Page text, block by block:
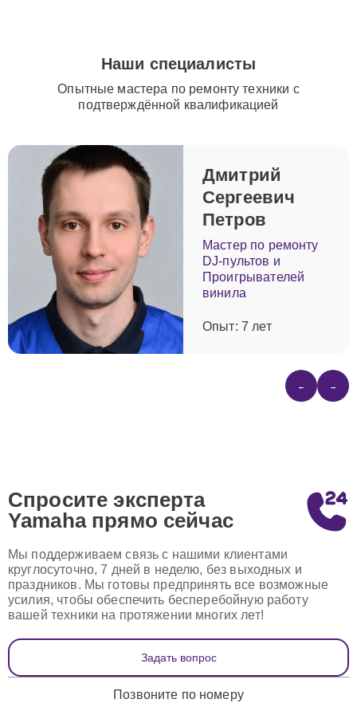
Наши специалисты
Опытные мастера по ремонту техники с
подтверждённой квалификацией
Дмитрий
Сергеевич
Петров
Мастер по ремонту
DJ-пультов и
Проигрывателей
винила
Опыт: 7 лет
← →
Спросите эксперта
Yamaha прямо сейчас
Мы поддерживаем связь с нашими клиентами
круглосуточно, 7 дней в неделю, без выходных и
праздников. Мы готовы предпринять все возможные
усилия, чтобы обеспечить бесперебойную работу
вашей техники на протяжении многих лет!
Задать вопрос
Позвоните по номеру